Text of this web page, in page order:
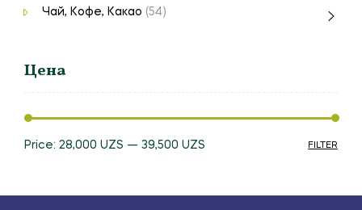
Чай, Кофе, Какао (54)
Цена
FILTER
Price: 28,000 UZS — 39,500 UZS